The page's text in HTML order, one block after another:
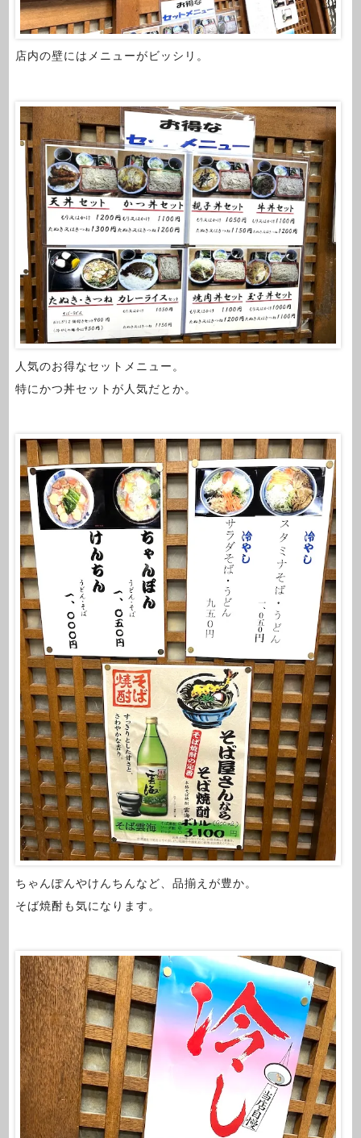
店内の壁にはメニューがビッシリ。
人気のお得なセットメニュー。
特にかつ丼セットが人気だとか。
ちゃんぽんやけんちんなど、品揃えが豊か。
そば焼酎も気になります。